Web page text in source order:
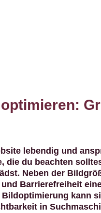
lebendig und
die du beachten
Neben der
Barrierefreiheit
kann
in